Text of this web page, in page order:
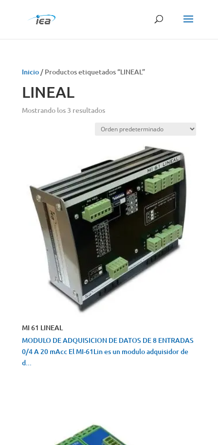
Inicio/ Productos etiquetados “LINEAL”
LINEAL
Mostrando los 3 resultados
MI 61 LINEAL
MODULO DE ADQUISICION DE DATOS DE 8 ENTRADAS
0/4 A 20 mAcc El MI-61Lin es un modulo adquisidor de
d...